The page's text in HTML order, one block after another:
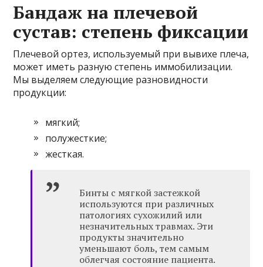
Бандаж на плечевой
сустав: степень фиксации
Плечевой ортез, используемый при вывихе плеча,
может иметь разную степень иммобилизации.
Мы выделяем следующие разновидности
продукции:
мягкий;
полужесткие;
жесткая.
Бинты с мягкой застежкой
используются при различных
патологиях сухожилий или
незначительных травмах. Эти
продукты значительно
уменьшают боль, тем самым
облегчая состояние пациента.